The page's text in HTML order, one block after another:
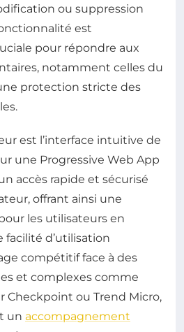
ou suppression
est
pour répondre aux
notamment celles du
protection stricte des
est l’interface intuitive de
une Progressive Web App
accès rapide et sécurisé
offrant ainsi une
les utilisateurs en
d’utilisation
compétitif face à des
et complexes comme
Checkpoint ou Trend Micro,
un accompagnement